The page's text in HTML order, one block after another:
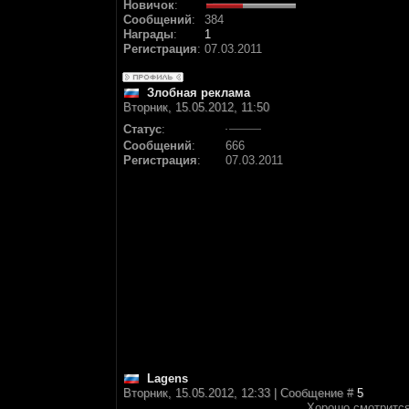
Новичок:
Сообщений:
384
Награды:
1
Регистрация: 07.03.2011
Злобная реклама
Вторник, 15.05.2012, 11:50
Статус:
Сообщений:
666
Регистрация: 07.03.2011
Lagens
Вторник, 15.05.2012, 12:33 | Сообщение # 5